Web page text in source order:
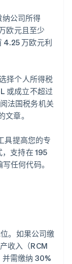
公司所得
欧元且至少
4.25 万欧元利
择个人所得税
或成立不超过
法国税务机关
文章。
具提高您的专
支持在 195
任何代码。
。如果公司缴
收入（RCM
需缴纳 30%